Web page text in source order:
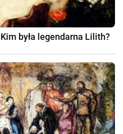
była legendarna Lilith?